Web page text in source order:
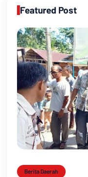
Featured Post
Berita Daerah